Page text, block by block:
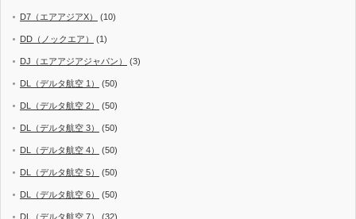
D7（エアアジアX） (10)
DD（ノックエア） (1)
DJ（エアアジアジャパン） (3)
DL（デルタ航空 1） (50)
DL（デルタ航空 2） (50)
DL（デルタ航空 3） (50)
DL（デルタ航空 4） (50)
DL（デルタ航空 5） (50)
DL（デルタ航空 6） (50)
DL（デルタ航空 7） (32)